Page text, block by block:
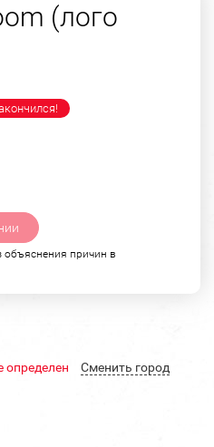
(лого
объяснения причин в
определен Cменить город